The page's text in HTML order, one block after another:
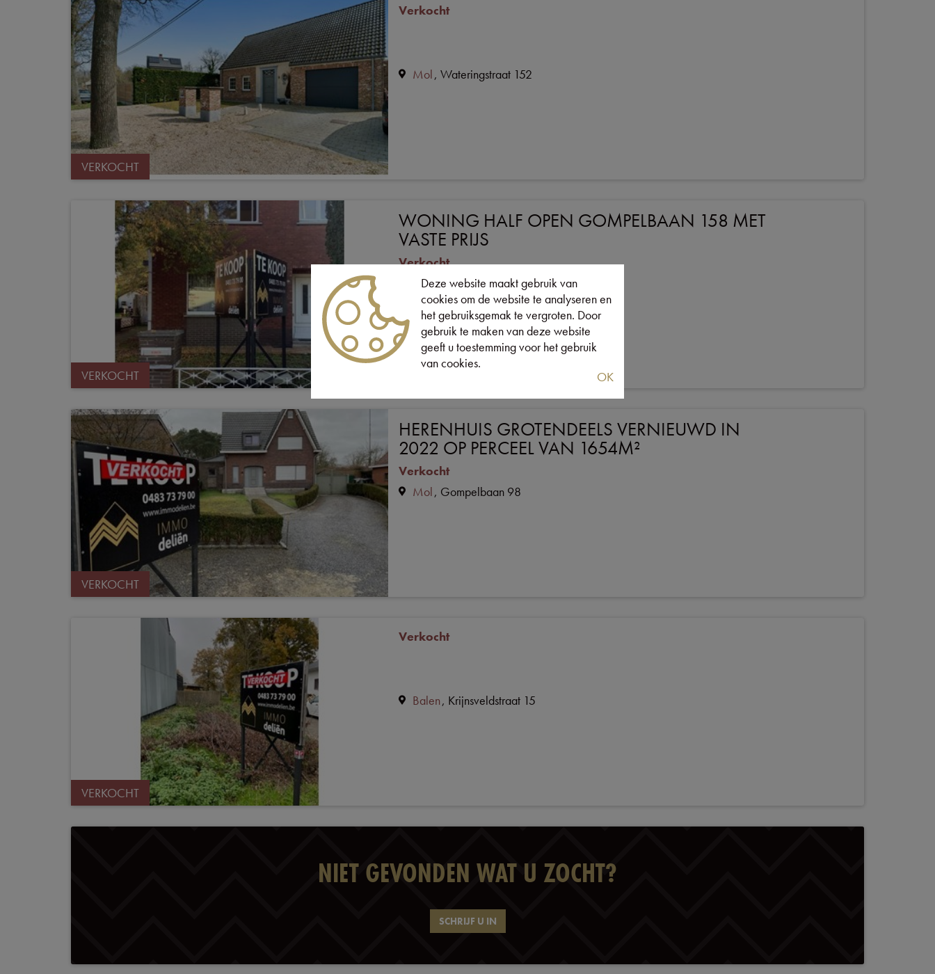
VERKOCHT
Verkocht
Mol Wateringstraat 152
VERKOCHT
WONING HALF OPEN GOMPELBAAN 158 MET
VASTE PRIJS
Verkocht
Mol Gompelbaan 158
VERKOCHT
HERENHUIS GROTENDEELS VERNIEUWD IN
2022 OP PERCEEL VAN 1654M²
Verkocht
Mol Gompelbaan 98
VERKOCHT
Verkocht
Balen Krijnsveldstraat 15
NIET GEVONDEN WAT U ZOCHT?
SCHRIJF U IN
Deze website maakt gebruik van
cookies om de website te analyseren en
het gebruiksgemak te vergroten. Door
gebruik te maken van deze website
geeft u toestemming voor het gebruik
van cookies.
OK